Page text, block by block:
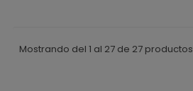
Mostrando del 1 al 27 de 27 productos